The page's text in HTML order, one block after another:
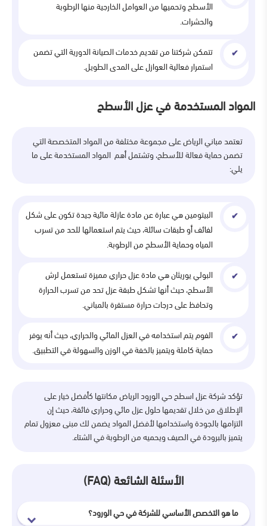
الأسطح وتحميها من العوامل الخارجية منها الرطوبة
والحشرات.
تتمكن شركتنا من تقديم خدمات الصيانة الدورية التي تضمن
استمرار فعالية العوازل على المدى الطويل.
المواد المستخدمة في عزل الأسطح
تعتمد مباني الرياض على مجموعة مختلفة من المواد المتخصصة التي
تضمن حماية فعالة للأسطح، وتشتمل أهم المواد المستخدمة على ما
يلي:
البيتومين هي عبارة عن مادة عازلة مائية جيدة تكون على شكل
لفائف أو طبقات سائلة، حيث يتم استعمالها للحد من تسرب
المياه وحماية الأسطح من الرطوبة.
البولي يوريثان هي مادة عزل حراري مميزة تستعمل لرش
الأسطح، حيث أنها تشكل طبقة عزل تحد من تسرب الحرارة
وتحافظ على درجات حرارة مستقرة بالمباني.
الفوم يتم استخدامه في العزل المائي والحراري، حيث أنه يوفر
حماية كاملة ويتميز بالخفة في الوزن والسهولة في التطبيق.
تؤكد شركة عزل اسطح حي الورود الرياض مكانتها كأفضل خيار على
الإطلاق من خلال تقديمها حلول عزل مائي وحراري فائقة، حيث إن
التزامها بالجودة واستخدامها لأفضل المواد يضمن لك مبنى معزول تمام
يتميز بالبرودة في الصيف ويحميه من الرطوبة في الشتاء.
الأسئلة الشائعة (FAQ)
ما هو التخصص الأساسي للشركة في حي الورود؟